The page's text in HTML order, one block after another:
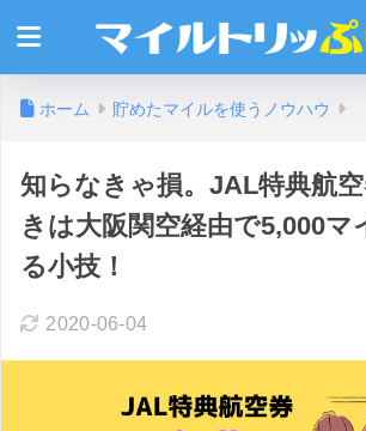
ホーム 貯めたマイルを使うノウハウ
知らなきゃ損。JAL特典航
きは大阪関空経由で5,000マ
る小技！
2020-06-04